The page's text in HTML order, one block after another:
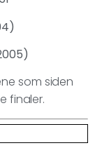
som siden
finaler.